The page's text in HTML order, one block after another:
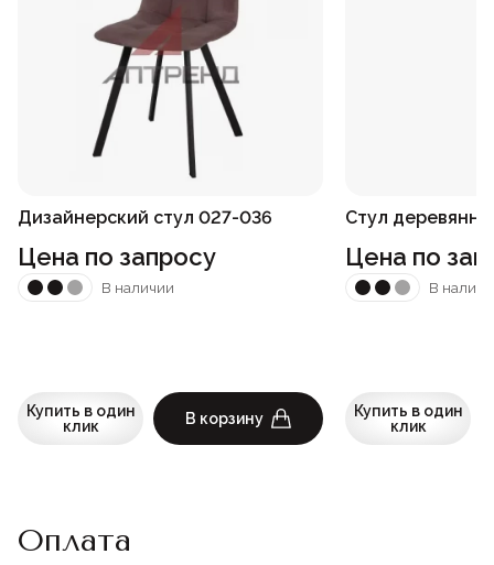
Дизайнерский стул 027-036
Цена по запросу
В наличии
Купить в один
клик
В корзину
Стул
Цена по
В
Купить в один
клик
Оплата